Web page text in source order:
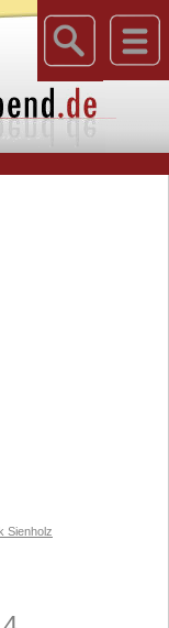
Sienholz